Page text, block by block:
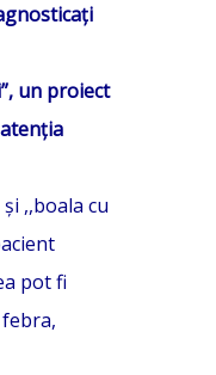
un proiect
,,boala cu
pot fi